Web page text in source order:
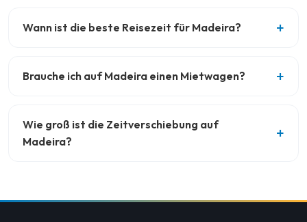
Wann ist die beste Reisezeit für Madeira?
Brauche ich auf Madeira einen Mietwagen?
Wie groß ist die Zeitverschiebung auf
Madeira?